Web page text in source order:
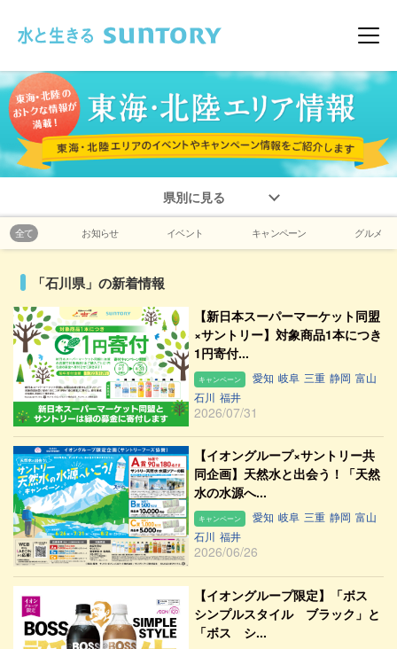
メ
県別に見る
全て お知らせ イベント キャンペーン グルメ
「石川県」の新着情報
【新日本スーパーマーケット同盟
×サントリー】対象商品1本につき
1円寄付...
キャンペーン 愛知 岐阜 三重 静岡 富山
石川 福井
2026/07/31
【イオングループ×サントリー共
同企画】天然水と出会う！「天然
水の水源へ...
キャンペーン 愛知 岐阜 三重 静岡 富山
石川 福井
2026/06/26
【イオングループ限定】「ボス
シンプルスタイル ブラック」と
「ボス シ...